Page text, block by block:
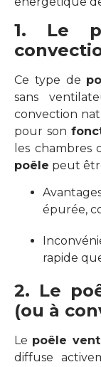
1. Le
Ce type de
sans
convection
pour son
les chambres
poêle peut
épurée,
rapide
2. Le
(ou à
Le poêle
diffuse